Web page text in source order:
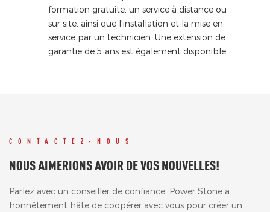
formation gratuite, un service à distance ou
sur site, ainsi que l'installation et la mise en
service par un technicien. Une extension de
garantie de 5 ans est également disponible.
CONTACTEZ-NOUS
NOUS AIMERIONS AVOIR DE VOS NOUVELLES!
Parlez avec un conseiller de confiance. Power Stone a
honnêtement hâte de coopérer avec vous pour créer un